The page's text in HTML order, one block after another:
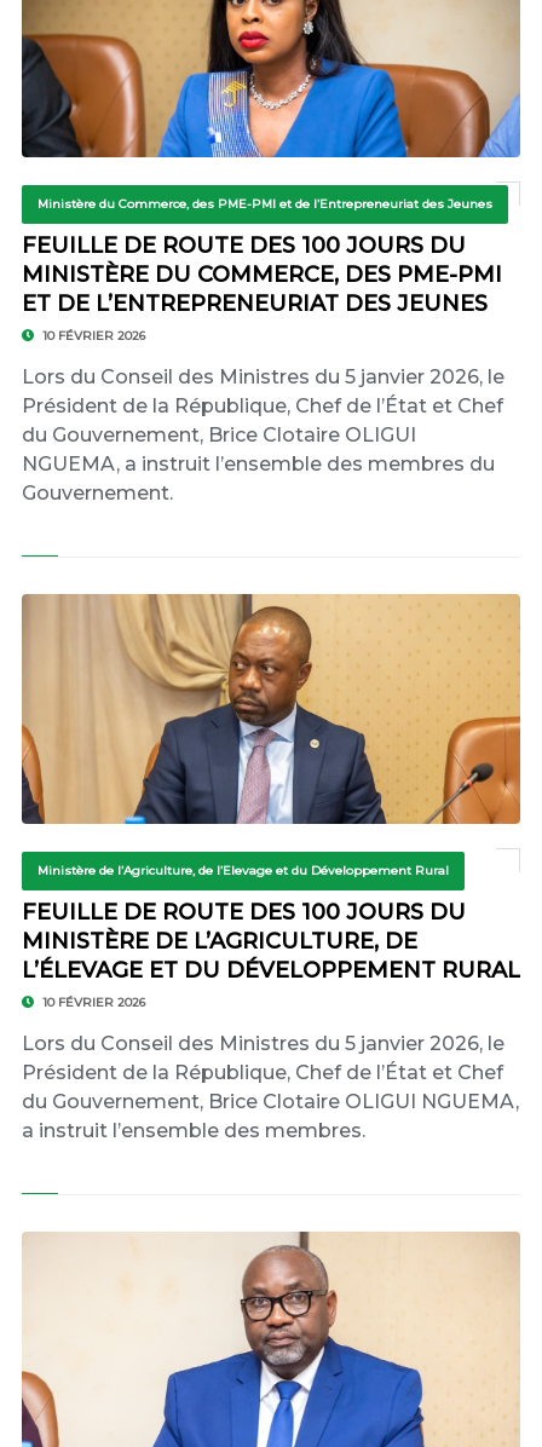
Ministère du Commerce, des PME-PMI et de l’Entrepreneuriat des Jeunes
FEUILLE DE ROUTE DES 100 JOURS DU
MINISTÈRE DU COMMERCE, DES PME-PMI
ET DE L’ENTREPRENEURIAT DES JEUNES
10 FÉVRIER 2026
Lors du Conseil des Ministres du 5 janvier 2026, le
Président de la République, Chef de l’État et Chef
du Gouvernement, Brice Clotaire OLIGUI
NGUEMA, a instruit l’ensemble des membres du
Gouvernement.
Ministère de l’Agriculture, de l’Elevage et du Développement Rural
FEUILLE DE ROUTE DES 100 JOURS DU
MINISTÈRE DE L’AGRICULTURE, DE
L’ÉLEVAGE ET DU DÉVELOPPEMENT RURAL
10 FÉVRIER 2026
Lors du Conseil des Ministres du 5 janvier 2026, le
Président de la République, Chef de l’État et Chef
du Gouvernement, Brice Clotaire OLIGUI NGUEMA,
a instruit l’ensemble des membres.